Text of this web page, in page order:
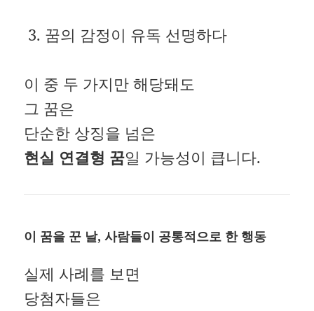
꿈의 감정이 유독 선명하다
이 중 두 가지만 해당돼도
그 꿈은
단순한 상징을 넘은
현실 연결형 꿈일 가능성이 큽니다.
이 꿈을 꾼 날, 사람들이 공통적으로 한 행동
실제 사례를 보면
당첨자들은